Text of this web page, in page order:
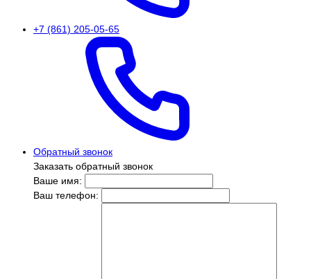
+7 (861) 205-05-65
Обратный звонок
Заказать обратный звонок
Ваше имя:
Ваш телефон: